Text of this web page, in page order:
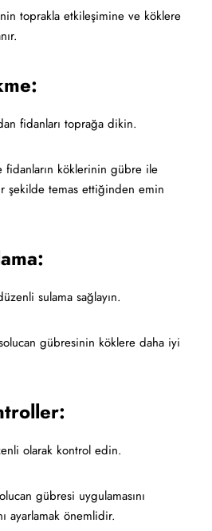
toprakla etkileşimine ve köklere
fidanları toprağa dikin.
fidanların köklerinin gübre ile
şekilde temas ettiğinden emin
sulama sağlayın.
solucan gübresinin köklere daha iyi
olarak kontrol edin.
gübresi uygulamasını
ayarlamak önemlidir.